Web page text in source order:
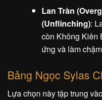
Lan Tràn
(Unflinching):
còn Không Kiên
ứng và làm
Bảng Ngọc Sylas
Lựa chọn này tập trung